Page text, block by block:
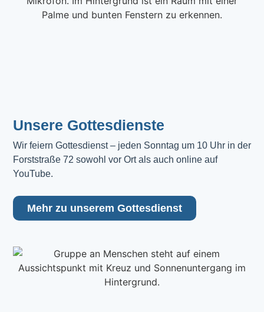
Unsere Gottesdienste
Wir feiern Gottesdienst – jeden Sonntag um 10 Uhr in der
Forststraße 72 sowohl vor Ort als auch online auf
YouTube.
Mehr zu unserem Gottesdienst